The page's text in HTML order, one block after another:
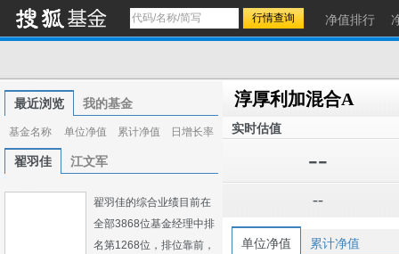
净值排行
最近浏览 我的基金
基金名称 单位净值 累计净值 日增长率
翟羽佳 江文军
翟羽佳的综合业绩目前在
全部3868位基金经理中排
名第1268位，排位靠前，
淳厚利加混合A
实时估值
--
--
单位净值 累计净值